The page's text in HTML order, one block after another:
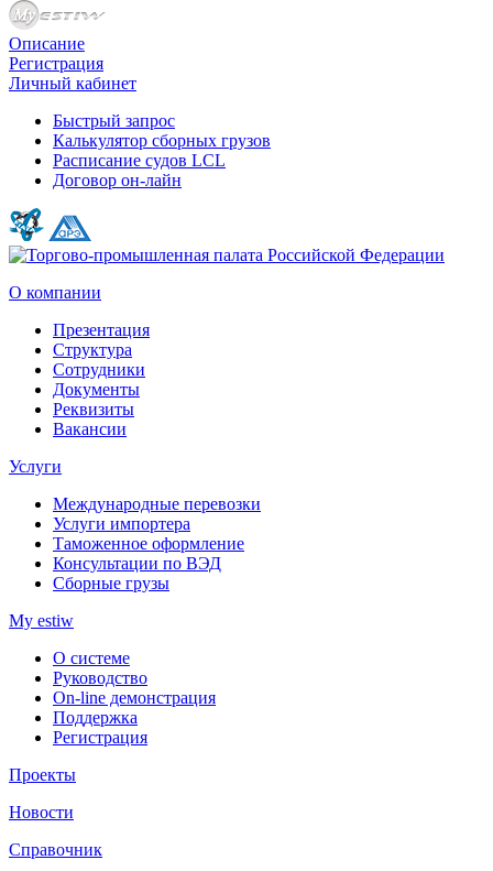
Описание
Регистрация
Личный кабинет
Быстрый запрос
Калькулятор сборных грузов
Расписание судов LCL
Договор он-лайн
О компании
Презентация
Структура
Сотрудники
Документы
Реквизиты
Вакансии
Услуги
Международные перевозки
Услуги импортера
Таможенное оформление
Консультации по ВЭД
Сборные грузы
My estiw
О системе
Руководство
On-line демонстрация
Поддержка
Регистрация
Проекты
Новости
Справочник